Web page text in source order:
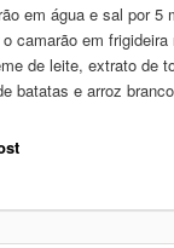
em água e sal por 5
camarão em frigideira
de leite, extrato de
batatas e arroz